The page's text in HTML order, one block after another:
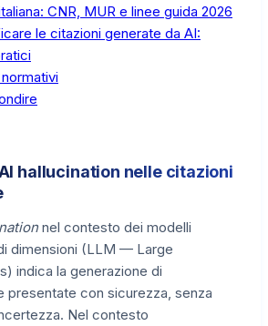
CNR, MUR e linee guida 2026
le citazioni generate da AI:
hallucination nelle citazioni
nel contesto dei modelli
dimensioni (LLM — Large
indica la generazione di
presentate con sicurezza, senza
Nel contesto